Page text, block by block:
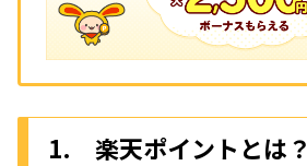
1. 楽天ポイントとは？